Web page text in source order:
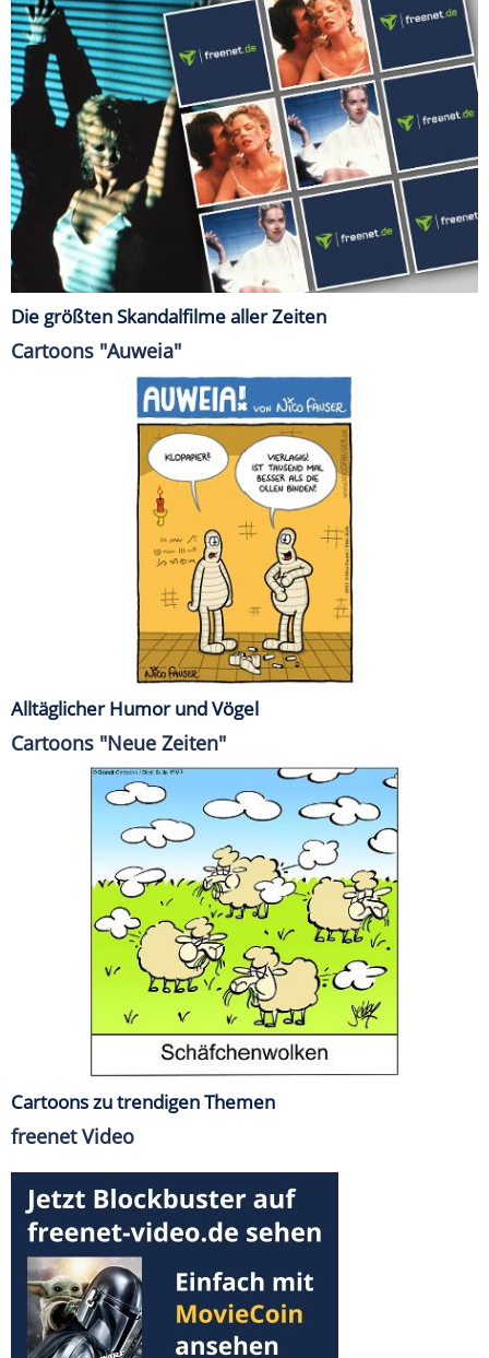
Die größten Skandalfilme aller Zeiten
Cartoons "Auweia"
Alltäglicher Humor und Vögel
Cartoons "Neue Zeiten"
Cartoons zu trendigen Themen
freenet Video